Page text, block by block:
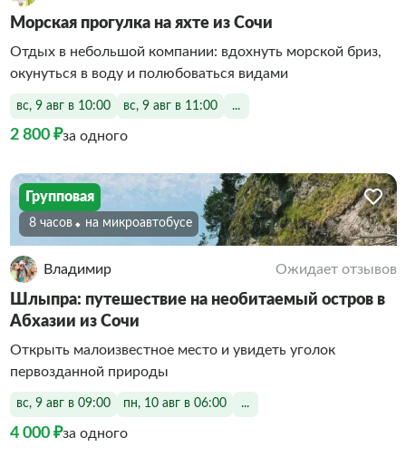
Морская прогулка на яхте из Сочи
Отдых в небольшой компании: вдохнуть морской бриз,
окунуться в воду и полюбоваться видами
вс, 9 авг в 10:00 вс, 9 авг в 11:00 ...
2 800 ₽за одного
Групповая
8 часов На микроавтобусе
Владимир Ожидает отзывов
Шлыпра: путешествие на необитаемый остров в
Абхазии из Сочи
Открыть малоизвестное место и увидеть уголок
первозданной природы
вс, 9 авг в 09:00 пн, 10 авг в 06:00 ...
4 000 ₽за одного